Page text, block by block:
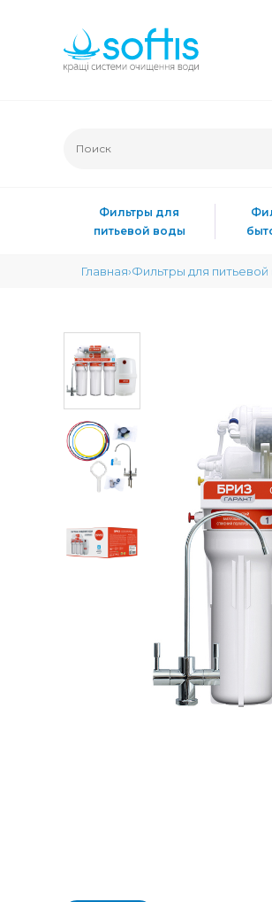
Фильтры для
питьевой воды
Главная Фильтры для питьевой